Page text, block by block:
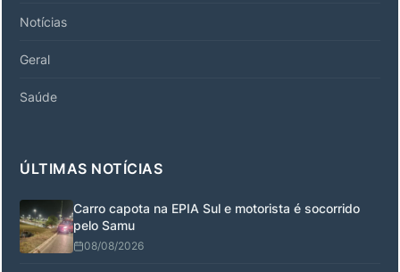
Notícias
Geral
Saúde
ÚLTIMAS NOTÍCIAS
Carro capota na EPIA Sul e motorista é socorrido
pelo Samu
08/08/2026